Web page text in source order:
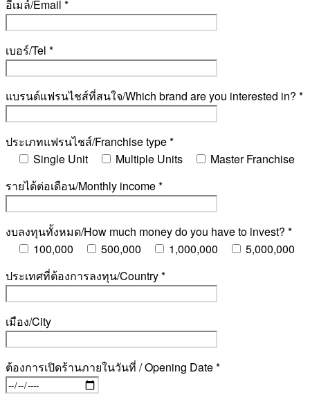
อีเมล์/Email *
เบอร์/Tel *
แบรนด์แฟรนไชส์ที่สนใจ/Which brand are you interested in? *
ประเภทแฟรนไชส์/Franchise type *
Single Unit
Multiple Units
Master Franchise
รายได้ต่อเดือน/Monthly income *
งบลงทุนทั้งหมด/How much money do you have to invest? *
100,000
500,000 1,000,000
5,000,000
ประเทศที่ต้องการลงทุน/Country *
เมือง/City
ต้องการเปิดร้านภายในวันที่ / Opening Date *